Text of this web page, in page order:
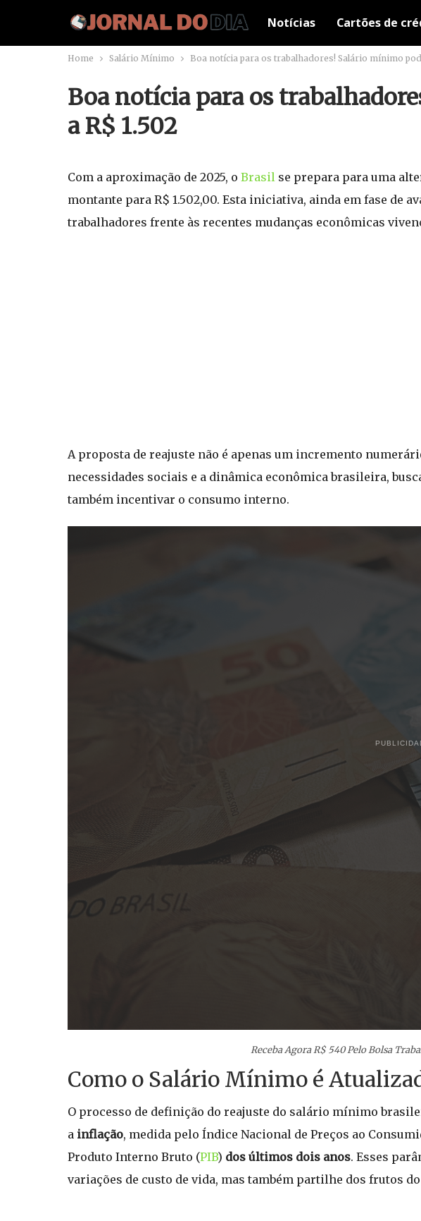
Notícias Cartões de
Home Salário Mínimo Boa notícia para os trabalhadores! Salário mínimo
Boa notícia para os
a R$ 1.502
Com a aproximação de 2025, o Brasil se prepara para uma
montante para R$ 1.502,00. Esta iniciativa, ainda em fase de
trabalhadores frente às recentes mudanças econômicas
A proposta de reajuste não é apenas um incremento
necessidades sociais e a dinâmica econômica brasileira,
também incentivar o consumo interno.
Receba Agora R$ 540 Pelo Bolsa
Como o Salário Mínimo é
O processo de definição do reajuste do salário mínimo
a inflação, medida pelo Índice Nacional de Preços ao
Produto Interno Bruto (PIB) dos últimos dois anos. Esses
variações de custo de vida, mas também partilhe dos frutos